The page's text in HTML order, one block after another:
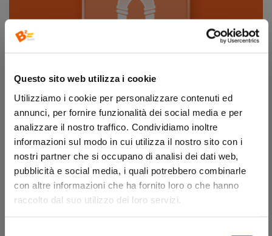
Questo sito web utilizza i cookie
Utilizziamo i cookie per personalizzare contenuti ed
annunci, per fornire funzionalità dei social media e per
analizzare il nostro traffico. Condividiamo inoltre
informazioni sul modo in cui utilizza il nostro sito con i
nostri partner che si occupano di analisi dei dati web,
pubblicità e social media, i quali potrebbero combinarle
con altre informazioni che ha fornito loro o che hanno
raccolto dal suo utilizzo dei loro servizi.
STRUMENTARIO MANUALE STUDIO
Strumentario Manuale Studio